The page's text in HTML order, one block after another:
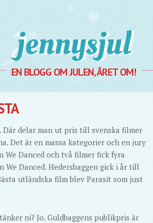
Jennysjul
EN BLOGG OM JULEN, ÅRET OM!
Där delar man ut pris till svenska filmer
Det är en massa kategorier och en jury
We Danced och två filmer fick fyra
We Danced. Hedersbaggen gick i år till
utländska film blev Parasit som just
ni? Jo. Guldbaggens publikpris är